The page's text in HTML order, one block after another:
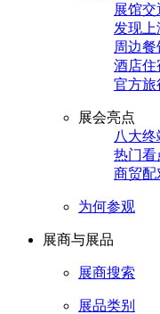
展馆交
发现上
周边餐
酒店住
官方旅
展会亮点
八大终
热门看
商贸配
为何参观
展商与展品
展商搜索
展品类别